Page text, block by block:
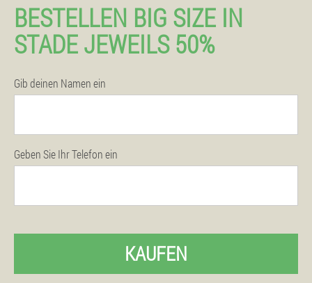
BESTELLEN BIG SIZE IN
STADE JEWEILS 50%
Gib deinen Namen ein
Geben Sie Ihr Telefon ein
KAUFEN